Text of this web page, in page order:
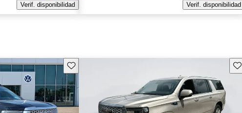
Verif. disponibilidad
Verif. disponibilidad
Guarda este Aviso